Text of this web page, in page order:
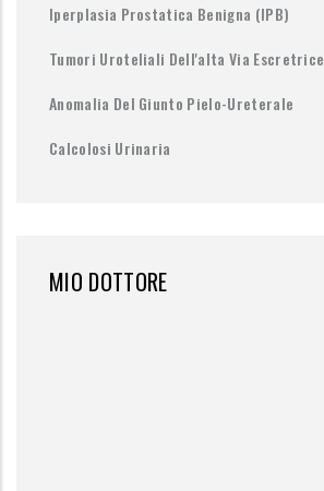
Iperplasia Prostatica Benigna (IPB)
Tumori Uroteliali Dell'alta Via Escretrice
Anomalia Del Giunto Pielo-Ureterale
Calcolosi Urinaria
MIO DOTTORE